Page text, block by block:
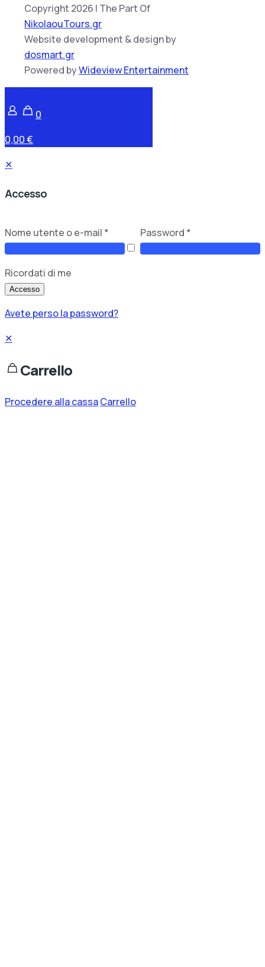
Copyright 2026 | The Part Of
NikolaouTours.gr
Website development & design by
dosmart.gr
Powered byWideview Entertainment
0
0,00 €
✕
Accesso
Nome utente o e-mail * Password *
Ricordati di me
Accesso
Avete perso la password?
✕
Carrello
Procedere alla cassaCarrello